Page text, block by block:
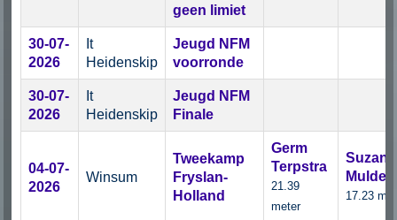
geen limiet
30-07-
2026
It
Heidenskip
Jeugd NFM
voorronde
30-07-
2026
It
Heidenskip
Jeugd NFM
Finale
04-07-
2026
Winsum
Tweekamp
Fryslan-
Holland
Germ
Terpstra
21.39
meter
Mulder
17.23